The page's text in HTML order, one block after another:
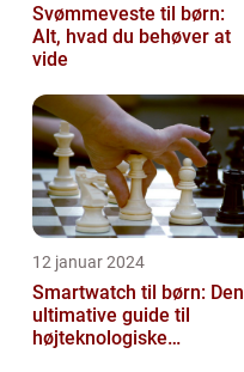
Svømmeveste til børn:
Alt, hvad du behøver at
vide
12 januar 2024
Smartwatch til børn: Den
ultimative guide til
højteknologiske